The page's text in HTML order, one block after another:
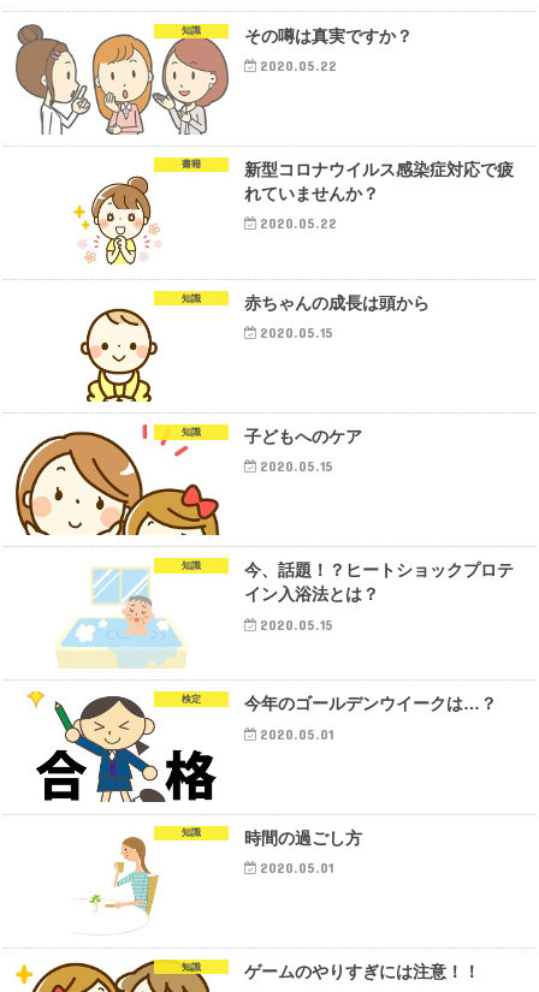
知識 その噂は真実ですか？
2020.05.22
書籍
新型コロナウイルス感染症対応で疲
れていませんか？
2020.05.22
知識 赤ちゃんの成長は頭から
2020.05.15
知識 子どもへのケア
2020.05.15
知識
今、話題！？ヒートショックプロテ
イン入浴法とは？
2020.05.15
検定 今年のゴールデンウイークは…？
2020.05.01
知識 時間の過ごし方
2020.05.01
知識 ゲームのやりすぎには注意！！